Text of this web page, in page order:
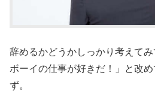
辞めるかどうかしっかり考えて
ボーイの仕事が好きだ！」と改
ず。